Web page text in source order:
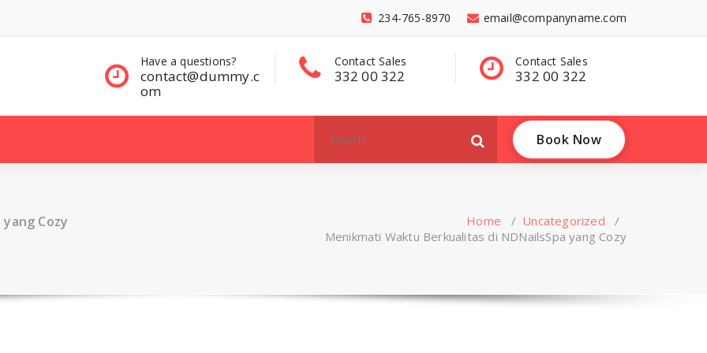
email@companyname.com
234-765-8970
Contact Sales
332 00 322
Contact Sales
332 00 322
Have a questions?
contact@dummy
for:
Book Now
Cozy Home / Uncategorized /
Menikmati Waktu Berkualitas di NDNailsSpa yang Cozy